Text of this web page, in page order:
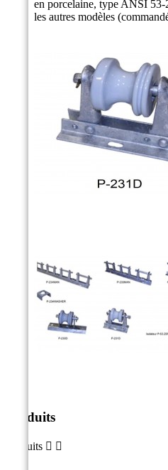
en porcelaine, type ANSI
les autres modèles
Produits
Produits  